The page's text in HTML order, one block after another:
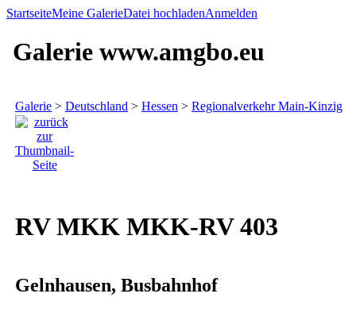
StartseiteMeine GalerieDatei hochladenAnmelden
Galerie www.amgbo.eu
Galerie > Deutschland > Hessen > Regionalverkehr Main-Kinzig
RV MKK MKK-RV 403
Gelnhausen, Busbahnhof